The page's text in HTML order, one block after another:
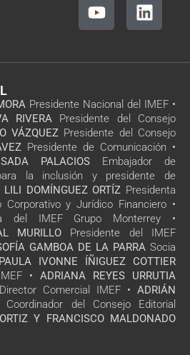
Presidente Nacional del IMEF •
RIVERA Presidente del Consejo
VÁZQUEZ Presidente del Consejo
Presidente de Comunicación •
PALACIOS Embajador de
la inclusión y presidente de
LILI DOMÍNGUEZ ORTÍZ Presidenta
y Jurídico Financiero •
del IMEF Grupo Monterrey •
MURILLO Presidente del IMEF
GAMBOA DE LA PARRA Socia
PAULA IVONNE ÍÑIGUEZ COTTIER
• ADRIANA REYES URRUTIA
Director Comercial IMEF • ADRIÁN
Coordinador del Consejo Editorial
Y FRANCISCO MALDONADO